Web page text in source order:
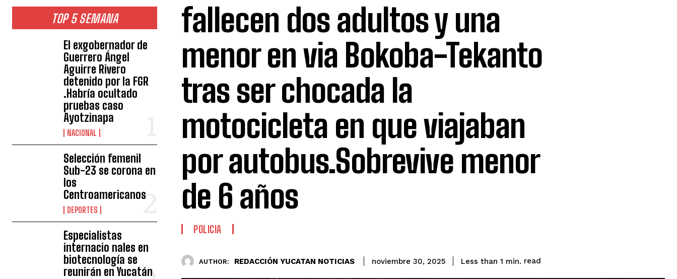
TOP 5 SEMANA
El exgobernador de
Guerrero Ángel
Aguirre Rivero
detenido por la FGR
.Habría ocultado
pruebas caso
Ayotzinapa
NACIONAL
Selección femenil
Sub-23 se corona en
los
Centroamericanos
DEPORTES
Especialistas
internacio nales en
biotecnología se
reunirán en Yucatán
fallecen dos adultos y una
menor en via Bokoba-Tekanto
tras ser chocada la
motocicleta en que viajaban
por autobus.Sobrevive menor
de 6 años
POLICIA
AUTHOR: REDACCIÓN YUCATAN NOTICIAS noviembre 30, 2025 Less than 1 min. read